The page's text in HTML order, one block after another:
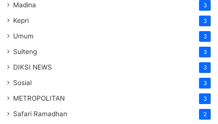
Madina 3
Kepri 3
Umum 3
Sulteng 3
DIKSI NEWS 3
Sosial 3
METROPOLITAN 3
Safari Ramadhan 2